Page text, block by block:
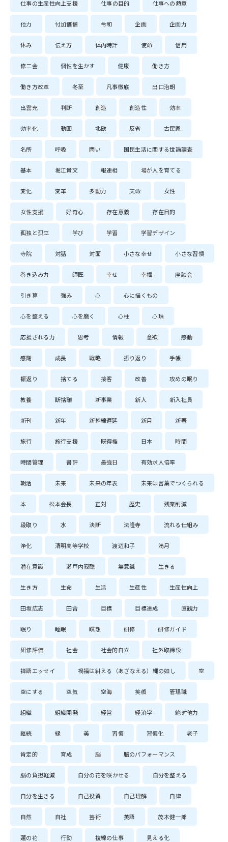
仕事の生産性向上支援 仕事の目的 仕事への熱意
他力 付加価値 令和 企画 企画力
休み 伝え方 体内時計 使命 信用
修二会 個性を生かす 健康 働き方
働き方改革 冬至 凡事徹底 出口治朗
出雲充 判断 創造 創造性 効率
効率化 動画 北欧 反省 古民家
名所 呼吸 問い 国民生活に関する世論調査
基本 堀江貴文 報連相 場が人を育てる
変化 変革 多動力 天命 女性
女性支援 好奇心 存在意義 存在目的
孤独と孤立 学び 学習 学習デザイン
寺院 対話 対面 小さな幸せ 小さな習慣
巻き込み力 師匠 幸せ 幸福 座談会
引き算 強み 心 心に描くもの
心を整える 心を磨く 心柱 心珠
応援される力 思考 情報 意欲 感動
感謝 成長 戦略 振り返り 手帳
振返り 捨てる 接客 改善 攻めの眠り
教養 断捨離 新事業 新人 新入社員
新刊 新年 新幹線遅延 新月 新著
旅行 旅行支援 既得権 日本 時間
時間管理 書評 最強日 有効求人倍率
朝活 未来 未来の年表 未来は言葉でつくられる
本 松本会長 正対 歴史 残業削減
段取り 水 決断 法隆寺 流れる仕組み
浄化 清明高等学校 渡辺和子 満月
潜在意識 瀬戸内寂聴 無意識 生きる
生き方 生命 生活 生産性 生産性向上
田坂広志 田舎 目標 目標達成 直観力
眠り 睡眠 瞑想 研修 研修ガイド
研修評価 社会 社会的自立 社外取締役
禅語エッセイ 禍福は糾える（あざなえる）縄の如し 空
空にする 空気 空海 笑顔 管理職
組織 組織開発 経営 経済学 絶対他力
継続 縁 美 習慣 習慣化 老子
肯定的 育成 脳 脳のパフォーマンス
脳の負担軽減 自分の花を咲かせる 自分を整える
自分を生きる 自己投資 自己理解 自律
自然 自社 芸術 英語 茂木健一郎
蓮の花 行動 複線の仕事 見える化